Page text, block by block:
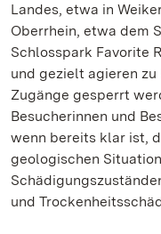
Landes, etwa in
Oberrhein, etwa dem
Schlosspark Favorite
und gezielt agieren zu
Zugänge gesperrt
Besucherinnen und
wenn bereits klar ist,
geologischen
und